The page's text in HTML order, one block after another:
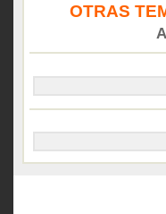
OTRAS